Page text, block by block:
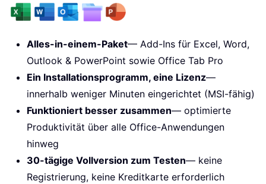
Alles-in-einem-Paket— Add-Ins für Excel, Word,
Outlook & PowerPoint sowie Office Tab Pro
Ein Installationsprogramm, eine Lizenz—
innerhalb weniger Minuten eingerichtet (MSI-fähig)
Funktioniert besser zusammen— optimierte
Produktivität über alle Office-Anwendungen
hinweg
30-tägige Vollversion zum Testen— keine
Registrierung, keine Kreditkarte erforderlich